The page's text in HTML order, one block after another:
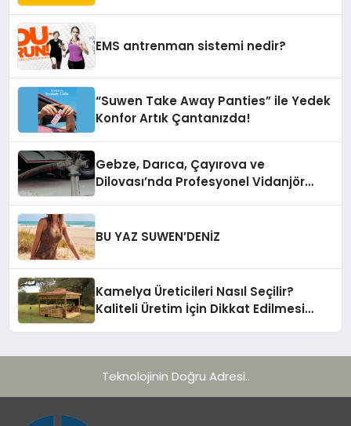
EMS antrenman sistemi nedir?
“Suwen Take Away Panties” ile Yedek
Konfor Artık Çantanızda!
Gebze, Darıca, Çayırova ve
Dilovası’nda Profesyonel Vidanjör
BU YAZ SUWEN’DENİZ
Kamelya Üreticileri Nasıl Seçilir?
Kaliteli Üretim İçin Dikkat Edilmesi
Teknolojinin Doğru Adresi..